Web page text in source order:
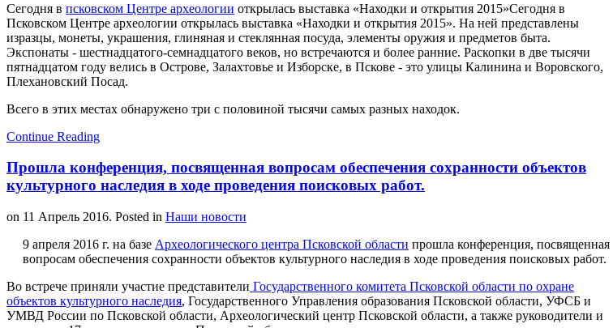
Сегодня в псковском Центре археологии открылась выставка «Находки и открытия 2015»Сегодня в
Псковском Центре археологии открылась выставка «Находки и открытия 2015». На ней представлены
изразцы, монеты, украшения, глиняная и стеклянная посуда, элементы оружия и предметов быта.
Экспонаты - шестнадцатого-семнадцатого веков, но встречаются и более ранние. Раскопки в две тысячи
пятнадцатом году велись в Острове, Залахтовье и Изборске, в Пскове - это улицы Калинина и Воровского,
Плехановский Посад.
Всего в этих местах обнаружено три с половиной тысячи самых разных находок.
Continue Reading
Прошла конференция, посвященная вопросам обеспечения сохранности объектов
культурного наследия в ходе проведения поисковых работ.
on 11 Апрель 2016. Posted in Наши новости
9 апреля 2016 г. на базе Археологического центра Псковской области прошла конференция, посвященная
вопросам обеспечения сохранности объектов культурного наследия в ходе проведения поисковых работ.
Во встрече приняли участие представители Государственного комитета Псковской области по охране
объектов культурного наследия, Государственного Управления образования Псковской области, УФСБ и
УМВД России по Псковской области, Археологический центр Псковской области, а также руководители и